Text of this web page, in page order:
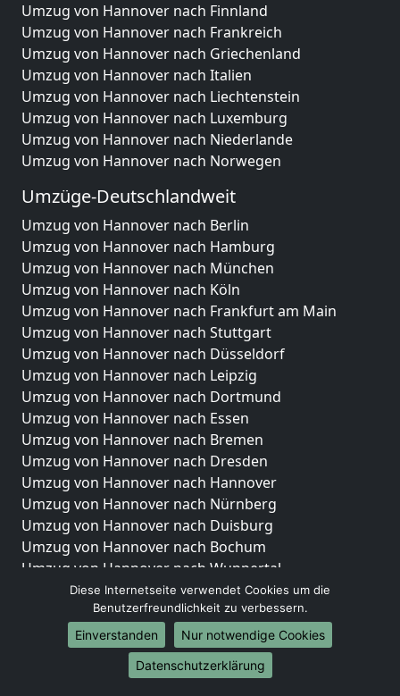
Umzug von Hannover nach Finnland
Umzug von Hannover nach Frankreich
Umzug von Hannover nach Griechenland
Umzug von Hannover nach Italien
Umzug von Hannover nach Liechtenstein
Umzug von Hannover nach Luxemburg
Umzug von Hannover nach Niederlande
Umzug von Hannover nach Norwegen
Umzüge-Deutschlandweit
Umzug von Hannover nach Berlin
Umzug von Hannover nach Hamburg
Umzug von Hannover nach München
Umzug von Hannover nach Köln
Umzug von Hannover nach Frankfurt am Main
Umzug von Hannover nach Stuttgart
Umzug von Hannover nach Düsseldorf
Umzug von Hannover nach Leipzig
Umzug von Hannover nach Dortmund
Umzug von Hannover nach Essen
Umzug von Hannover nach Bremen
Umzug von Hannover nach Dresden
Umzug von Hannover nach Hannover
Umzug von Hannover nach Nürnberg
Umzug von Hannover nach Duisburg
Umzug von Hannover nach Bochum
Umzug von Hannover nach Wuppertal
Umzug von Hannover nach Bielefeld
Umzug von Hannover nach Bonn
Umzug von Hannover nach Münster
Internationale-Umzüge
Diese Internetseite verwendet Cookies um die
Benutzerfreundlichkeit zu verbessern.
Einverstanden
Nur notwendige Cookies
Datenschutzerklärung